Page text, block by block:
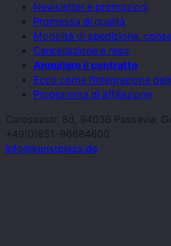
Newsletter e promozioni
Promessa di qualità
Modalità di spedizione,
Cancellazione e reso
Annullare il contratto
Ecco come l'integrazione
Programma di affiliazione
Carossastr. 8d, 94036 Passavia,
+49(0)851-96684600
info@kunstplaza.de